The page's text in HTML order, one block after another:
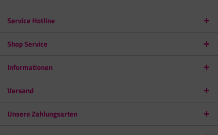
Service Hotline
Shop Service
Informationen
Versand
Unsere Zahlungsarten